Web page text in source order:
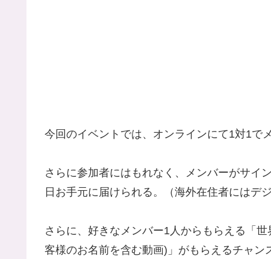
今回のイベントでは、オンラインにて1対1で
さらに参加者にはもれなく、メンバーがサイ
日お手元に届けられる。（海外在住者にはデ
さらに、好きなメンバー1人からもらえる「
客様のお名前を含む動画)」がもらえるチャン